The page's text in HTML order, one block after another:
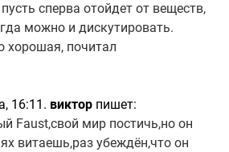
сперва отойдет от веществ,
можно и дискутировать.
хорошая, почитал
16:11. виктор пишет:
Faust,свой мир постичь,но он
витаешь,раз убеждён,что он